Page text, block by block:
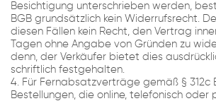
Besichtigung unterschrieben werden,
BGB grundsätzlich kein Widerrufsrecht.
diesen Fällen kein Recht, den Vertrag
Tagen ohne Angabe von Gründen zu
denn, der Verkäufer bietet dies
schriftlich festgehalten.
4. Für Fernabsatzverträge gemäß § 312c
Bestellungen, die online, telefonisch oder